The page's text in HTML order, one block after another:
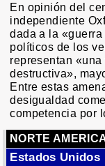
En opinión del
independiente
dada a la
políticos de los
representan
destructiva»,
Entre estas
desigualdad
competencia por
NORTE
Estados Unidos